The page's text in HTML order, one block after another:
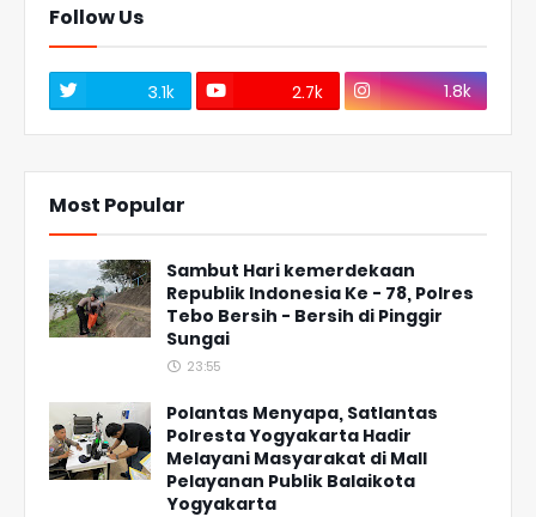
Follow Us
3.1k 2.7k 1.8k
Most Popular
Sambut Hari kemerdekaan
Republik Indonesia Ke - 78, Polres
Tebo Bersih - Bersih di Pinggir
Sungai
23:55
Polantas Menyapa, Satlantas
Polresta Yogyakarta Hadir
Melayani Masyarakat di Mall
Pelayanan Publik Balaikota
Yogyakarta